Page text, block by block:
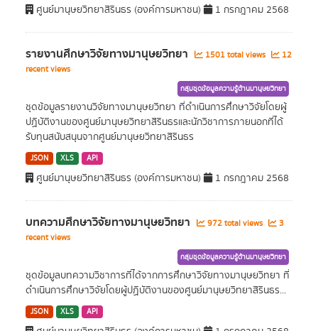
ศูนย์มานุษยวิทยาสิรินธร (องค์การมหาชน) 1 กรกฎาคม 2568
รายงานศึกษาวิจัยทางมานุษยวิทยา 1501 total views
12
recent views
กลุ่มชุดข้อมูลความรู้ด้านมานุษยวิทยา
ชุดข้อมูลรายงานวิจัยทางมานุษยวิทยา ที่ดำเนินการศึกษาวิจัยโดยผู้
ปฏิบัติงานของศูนย์มานุษยวิทยาสิรินธรและนักวิชาการภายนอกที่ได้
รับทุนสนับสนุนจากศูนย์มานุษยวิทยาสิรินธร
JSON XLS API
ศูนย์มานุษยวิทยาสิรินธร (องค์การมหาชน) 1 กรกฎาคม 2568
บทความศึกษาวิจัยทางมานุษยวิทยา 972 total views
3
recent views
กลุ่มชุดข้อมูลความรู้ด้านมานุษยวิทยา
ชุดข้อมูลบทความวิชาการที่ได้จากการศึกษาวิจัยทางมานุษยวิทยา ที่
ดำเนินการศึกษาวิจัยโดยผู้ปฏิบัติงานของศูนย์มานุษยวิทยาสิรินธร...
JSON XLS API